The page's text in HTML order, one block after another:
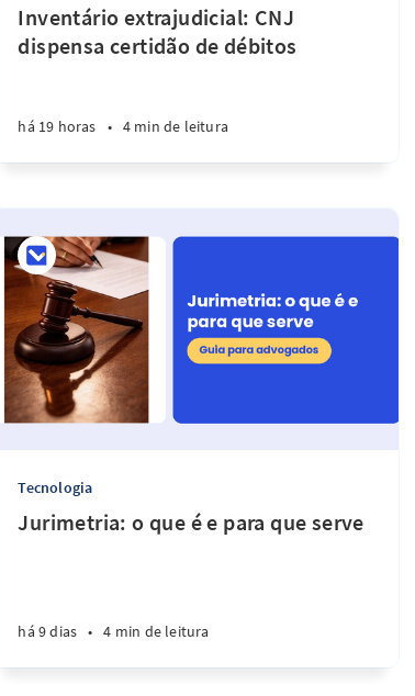
Inventário extrajudicial: CNJ
dispensa certidão de débitos
há 19 horas • 4 min de leitura
Tecnologia
Jurimetria: o que é e para que serve
há 9 dias • 4 min de leitura